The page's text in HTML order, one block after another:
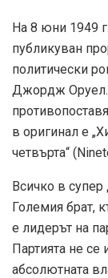
На 8 юни 1949
публикуван
политически
Джордж Оруел.
в оригинал е
четвърта“
Всичко в
Големия брат,
е лидерът на
Партията не се
абсолютната